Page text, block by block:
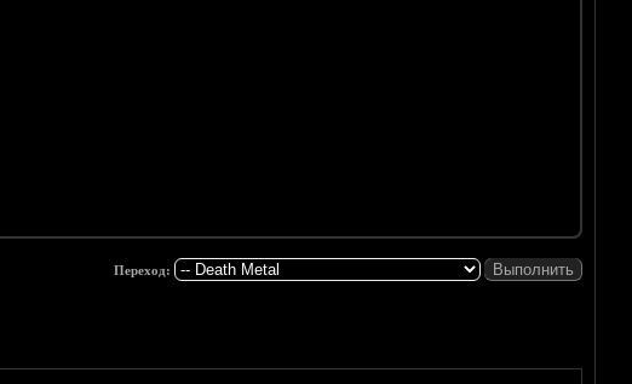
Переход: